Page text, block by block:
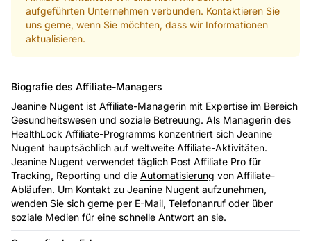
aufgeführten Unternehmen verbunden. Kontaktieren Sie
uns gerne, wenn Sie möchten, dass wir Informationen
aktualisieren.
Biografie des Affiliate-Managers
Jeanine Nugent ist Affiliate-Managerin mit Expertise im Bereich
Gesundheitswesen und soziale Betreuung. Als Managerin des
HealthLock Affiliate-Programms konzentriert sich Jeanine
Nugent hauptsächlich auf weltweite Affiliate-Aktivitäten.
Jeanine Nugent verwendet täglich Post Affiliate Pro für
Tracking, Reporting und die Automatisierung von Affiliate-
Abläufen. Um Kontakt zu Jeanine Nugent aufzunehmen,
wenden Sie sich gerne per E-Mail, Telefonanruf oder über
soziale Medien für eine schnelle Antwort an sie.